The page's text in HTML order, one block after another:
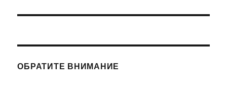
ОБРАТИТЕ ВНИМАНИЕ